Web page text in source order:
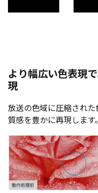
より幅広い色表現
現
放送の色域に圧縮され
質感を豊かに再現します。